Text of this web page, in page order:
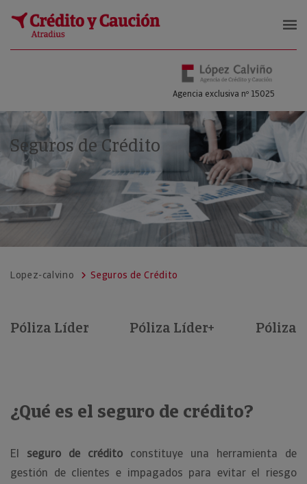
López Calviño Agencia de Crédito
Agencia exclusiva nº 15025
Seguros de Crédito
Lopez-calvino Seguros de Crédito
Póliza Líder Póliza Líder+ Póliza
¿Qué es el seguro de crédito?
El seguro de crédito constituye una herramienta de
gestión de clientes e impagados para evitar el riesgo